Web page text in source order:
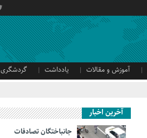
آموزش و مقالات یادداشت گردشگری
آخرین اخبار
جانباختگان تصادفات